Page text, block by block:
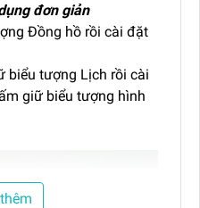
đơn giản
Đồng hồ rồi cài đặt
biểu tượng Lịch rồi cài
giữ biểu tượng hình